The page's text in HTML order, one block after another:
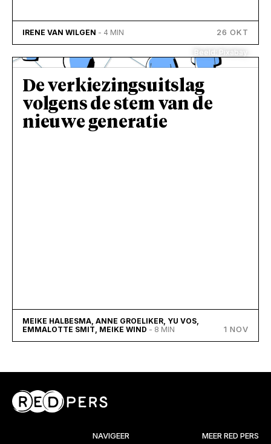
IRENE VAN WILGEN - 4 MIN 26 OKT
Beeld: Pixabay
De verkiezingsuitslag
volgens de stem van de
nieuwe generatie
MEIKE HALBESMA, ANNE GROELIKER, YU VOS,
EMMALOTTE SMIT, MEIKE WIND - 8 MIN 1 NOV
NAVIGEER MEER RED PERS